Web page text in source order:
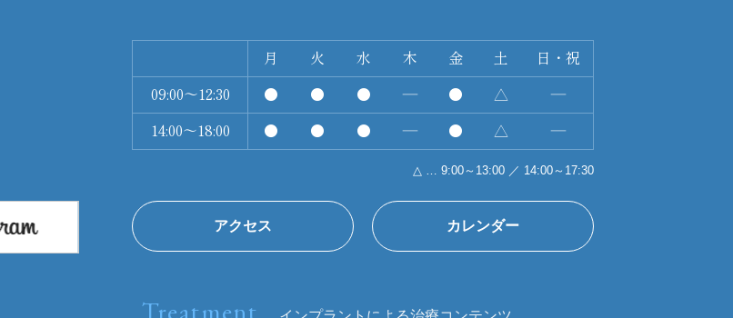
月 火 水 木 金 土
日・祝
09:00～12:30
● ● ● ― ● △
―
14:00～18:00
● ● ● ― ● △ ―
△ … 9:00～13:00 ／ 14:00～17:30
アクセス カレンダー
Treatment